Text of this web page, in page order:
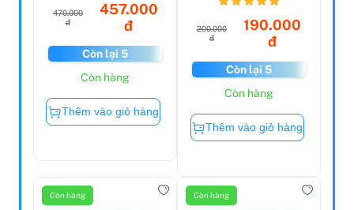
470.000
đ
457.000
đ
Còn lại 5
Còn hàng
Thêm vào giỏ hàng
200.000
đ
190.000
đ
Còn lại 5
Còn hàng
Thêm vào giỏ hàng
Còn hàng Còn hàng